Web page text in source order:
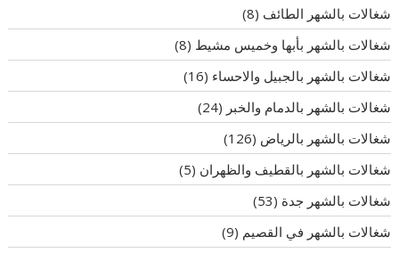
شغالات بالشهر الطائف (8)
شغالات بالشهر بأبها وخميس مشيط (8)
شغالات بالشهر بالجبيل والاحساء (16)
شغالات بالشهر بالدمام والخبر (24)
شغالات بالشهر بالرياض (126)
شغالات بالشهر بالقطيف والظهران (5)
شغالات بالشهر جدة (53)
شغالات بالشهر في القصيم (9)